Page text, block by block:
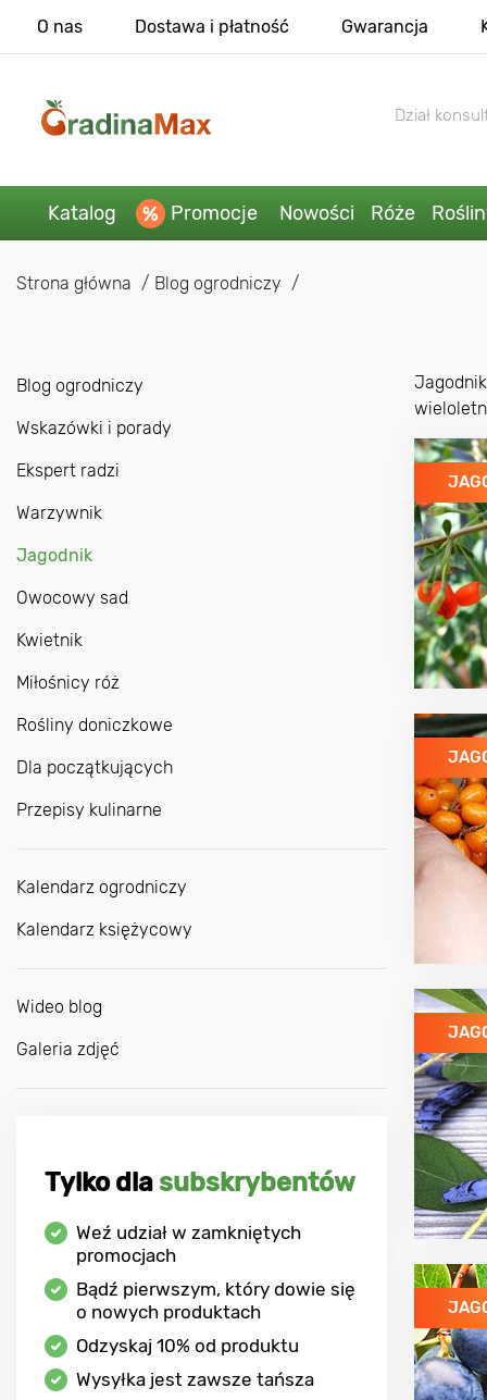
O nas Dostawa i płatność Gwarancja
Dział
Katalog Promocje Nowości Róże
Strona główna Blog ogrodniczy
Blog ogrodniczy
Wskazówki i porady
Ekspert radzi
Warzywnik
Jagodnik
Owocowy sad
Kwietnik
Miłośnicy róż
Rośliny doniczkowe
Dla początkujących
Przepisy kulinarne
Kalendarz ogrodniczy
Kalendarz księżycowy
Wideo blog
Galeria zdjęć
Tylko dla subskrybentów
Weź udział w zamkniętych
promocjach
Bądź pierwszym, który dowie się
o nowych produktach
Odzyskaj 10% od produktu
Wysyłka jest zawsze tańsza